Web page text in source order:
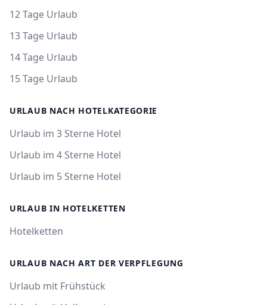
12 Tage Urlaub
13 Tage Urlaub
14 Tage Urlaub
15 Tage Urlaub
URLAUB NACH HOTELKATEGORIE
Urlaub im 3 Sterne Hotel
Urlaub im 4 Sterne Hotel
Urlaub im 5 Sterne Hotel
URLAUB IN HOTELKETTEN
Hotelketten
URLAUB NACH ART DER VERPFLEGUNG
Urlaub mit Frühstück